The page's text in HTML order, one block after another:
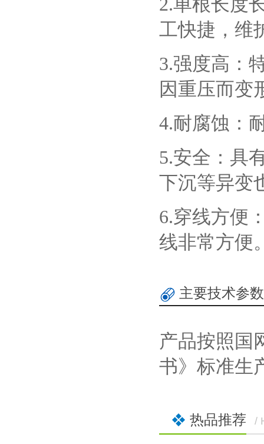
工快捷，维
3.强度高：
因重压而变
4.耐腐蚀：
5.安全：具
下沉等异变
6.穿线方便
线非常方便
主要技术参数
产品按照国
书》标准生
热品推荐 /